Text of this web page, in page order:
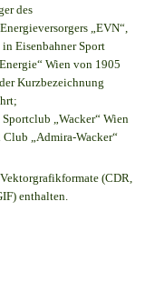
des
„EVN“,
Eisenbahner Sport
Wien von 1905
Kurzbezeichnung
„Wacker“ Wien
„Admira-Wacker“
(CDR,
enthalten.